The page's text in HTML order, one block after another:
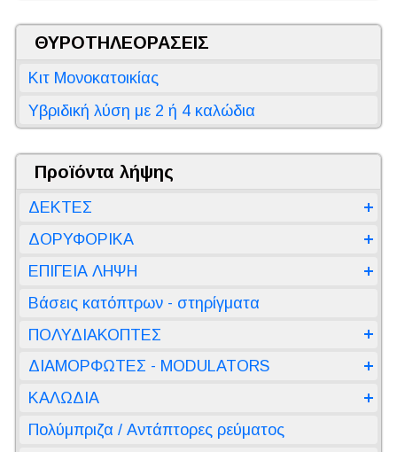
ΘΥΡΟΤΗΛΕΟΡΑΣΕΙΣ
Κιτ Μονοκατοικίας
Υβριδική λύση με 2 ή 4 καλώδια
Προϊόντα λήψης
ΔΕΚΤΕΣ
ΔΟΡΥΦΟΡΙΚΑ
ΕΠΙΓΕΙΑ ΛΗΨΗ
Βάσεις κατόπτρων - στηρίγματα
ΠΟΛΥΔΙΑΚΟΠΤΕΣ
ΔΙΑΜΟΡΦΩΤΕΣ - MODULATORS
ΚΑΛΩΔΙΑ
Πολύμπριζα / Αντάπτορες ρεύματος